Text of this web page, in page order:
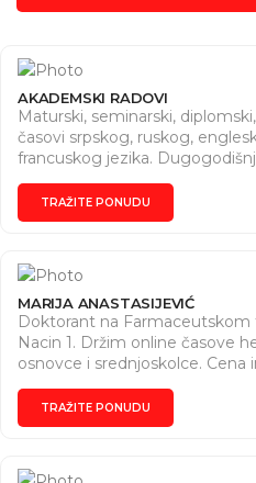
AKADEMSKI RADOVI
Maturski, seminarski,
časovi srpskog, ruskog,
francuskog jezika.
Dogovor za vreme i cene.
https://www.instagram.com/
TRAŽITE PONUDU
MARIJA ANASTASIJEVIĆ
Doktorant na Farmaceutskom
Nacin 1. Držim online časove
osnovce i srednjoskolce. Cena
*** Nacin 2. Pripremam đake
Medicinski, Farmaceutski,
Postoji mogućnost online
vidu pdf vezbi i uradjenih
TRAŽITE PONUDU